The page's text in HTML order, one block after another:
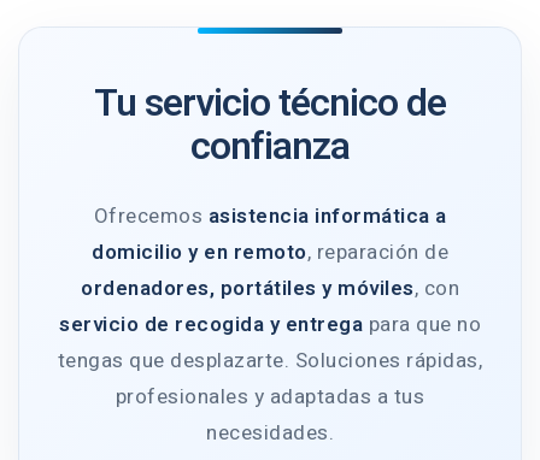
Tu servicio técnico de
confianza
Ofrecemos asistencia informática a
domicilio y en remoto, reparación de
ordenadores, portátiles y móviles, con
servicio de recogida y entrega para que no
tengas que desplazarte. Soluciones rápidas,
profesionales y adaptadas a tus
necesidades.